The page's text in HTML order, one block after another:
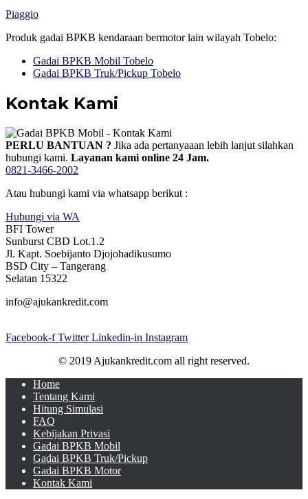
Piaggio
Produk gadai BPKB kendaraan bermotor lain wilayah Tobelo:
Gadai BPKB Mobil Tobelo
Gadai BPKB Truk/Pickup Tobelo
Kontak Kami
PERLU BANTUAN ? Jika ada pertanyaaan lebih lanjut silahkan
hubungi kami. Layanan kami online 24 Jam.
0821-3466-2002
Atau hubungi kami via whatsapp berikut :
Hubungi via WA
BFI Tower
Sunburst CBD Lot.1.2
Jl. Kapt. Soebijanto Djojohadikusumo
BSD City – Tangerang
Selatan 15322
info@ajukankredit.com
Facebook-f Twitter Linkedin-in Instagram
© 2019 Ajukankredit.com all right reserved.
Home
Tentang Kami
Hitung Simulasi
FAQ
Kebijakan Privasi
Gadai BPKB Mobil
Gadai BPKB Truk/Pickup
Gadai BPKB Motor
Kontak Kami